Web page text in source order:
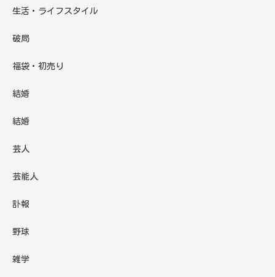
生活・ライフスタイル
破局
福袋・初売り
結婚
結婚
芸人
芸能人
訃報
野球
雑学